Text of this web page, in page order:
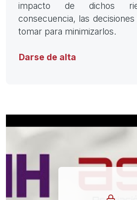
impacto de dichos
consecuencia, las
tomar para minimizarlos.
Darse de alta